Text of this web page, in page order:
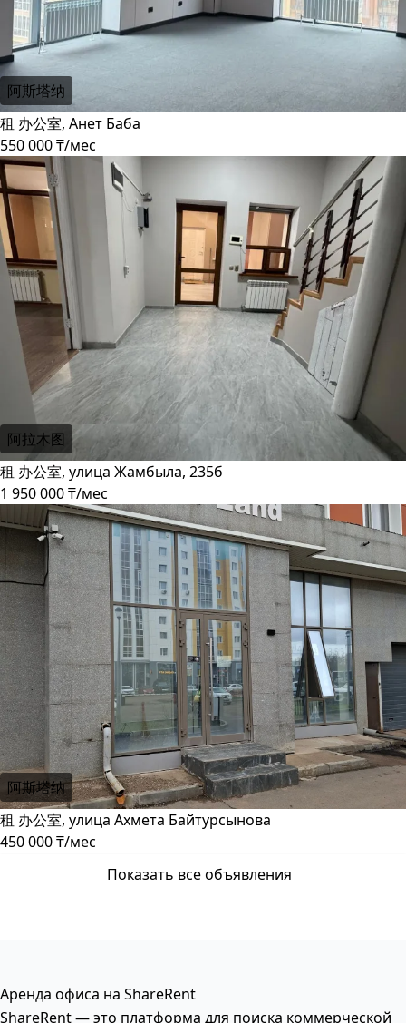
阿斯塔纳
租 办公室, Анет Баба
550 000 ₸/мес
阿拉木图
租 办公室, улица Жамбыла, 235б
1 950 000 ₸/мес
阿斯塔纳
租 办公室, улица Ахмета Байтурсынова
450 000 ₸/мес
Показать все объявления
Аренда офиса на ShareRent
ShareRent — это платформа для поиска коммерческой